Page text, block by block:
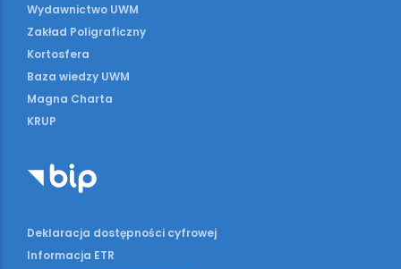
Wydawnictwo UWM
Zakład Poligraficzny
Kortosfera
Baza wiedzy UWM
Magna Charta
KRUP
Deklaracja dostępności cyfrowej
Informacja ETR